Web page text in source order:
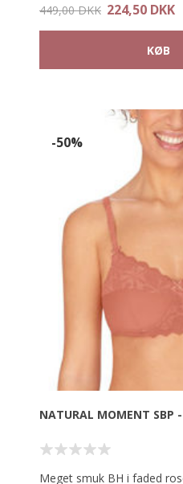
Komfortabel BH med
Justerbare og elastiske
og blød vatteret
Materiale: 56% Polyamid,
449,00 DKK 224,50 DKK
-50%
NATURAL MOMENT SBP -
Meget smuk BH i faded